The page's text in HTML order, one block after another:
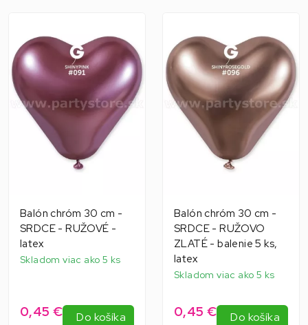
Balón chróm 30 cm -
SRDCE - RUŽOVÉ -
latex
Skladom viac ako 5 ks
0,45 € Do košíka
Balón chróm 30 cm -
SRDCE - RUŽOVO
ZLATÉ - balenie 5 ks,
latex
Skladom viac ako 5 ks
0,45 € Do košíka